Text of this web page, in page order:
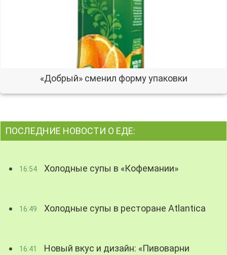
«Добрый» сменил форму упаковки
ПОСЛЕДНИЕ НОВОСТИ О ЕДЕ:
16:54 Холодные супы в «Кофемании»
16:49 Холодные супы в ресторане Atlantica
16:41
Новый вкус и дизайн: «Пивоварни